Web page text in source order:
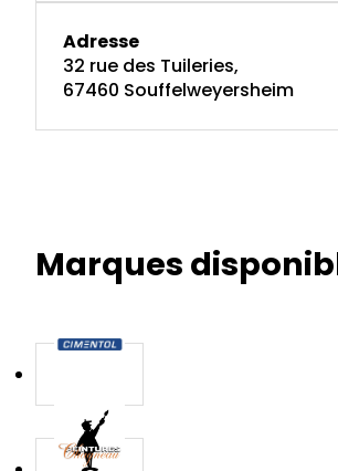
Adresse
32 rue des Tuileries,
67460 Souffelweyersheim
Marques